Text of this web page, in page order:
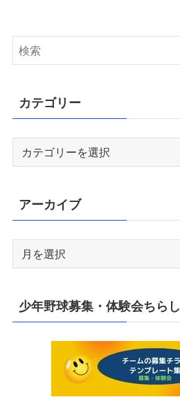
カテゴリー
リ
ー
アーカイブ
イ
ブ
少年野球募集・体験会ちらし